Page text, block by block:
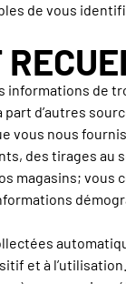
de vous
informations de
d’autres
vous nous
des tirages au
magasins;
et à